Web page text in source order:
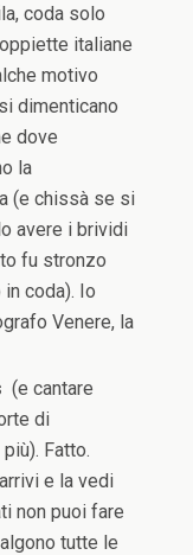
coda solo
italiane
motivo
dimenticano
dove
la
(e chissà se si
avere i brividi
fu stronzo
coda). Io
Venere, la
(e cantare
di
Fatto.
e la vedi
non puoi fare
tutte le